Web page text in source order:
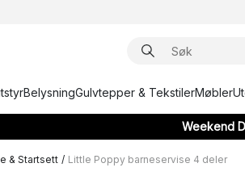
BelysningGulvtepper & TekstilerMøbler
Weekend
& Startsett / Little Poppy barneservise 4 deler